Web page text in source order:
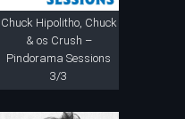
Chuck Hipolitho, Chuck
& os Crush –
Pindorama Sessions
3/3